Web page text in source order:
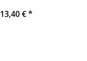
13,40 €*